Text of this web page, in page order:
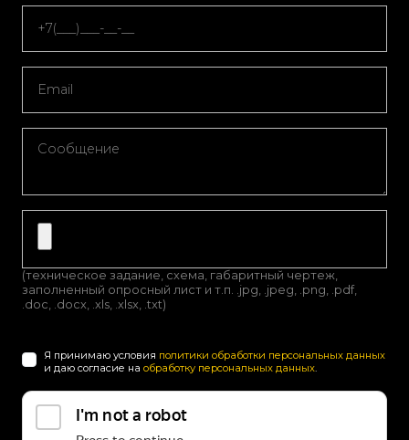
(техническое задание, схема, габаритный чертеж,
заполненный опросный лист и т.п. .jpg, .jpeg, .png, .pdf,
.doc, .docx, .xls, .xlsx, .txt)
Я принимаю условия политики обработки персональных данных
и даю согласие на обработку персональных данных.